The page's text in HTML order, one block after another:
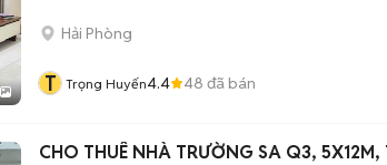
Hải Phòng
T Trọng Huyến4.4 48 đã bán
CHO THUÊ NHÀ TRƯỜNG SA Q3,